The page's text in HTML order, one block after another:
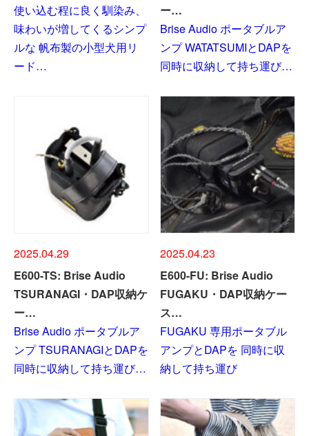
使い込む程に良く馴染み、
味わいが増してくるシンプ
ルな 帆布製の小型犬用リ
ード…
ー…
Brise Audio ポータブルア
ンプ WATATSUMIとDAPを
同時に収納して持ち運び…
2025.04.29
E600-TS: Brise Audio
TSURANAGI・DAP収納ケ
ー…
Brise Audio ポータブルア
ンプ TSURANAGIとDAPを
同時に収納して持ち運び…
2025.04.23
E600-FU: Brise Audio
FUGAKU・DAP収納ケー
ス…
FUGAKU 専用ポータブル
アンプとDAPを 同時に収
納して持ち運び